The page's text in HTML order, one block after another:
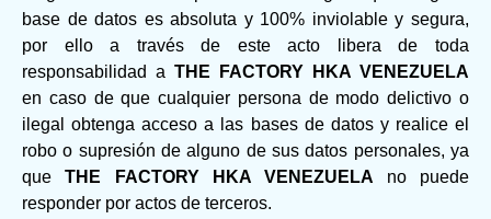
base de datos es absoluta y 100% inviolable y segura,
por ello a través de este acto libera de toda
responsabilidad a THE FACTORY HKA VENEZUELA
en caso de que cualquier persona de modo delictivo o
ilegal obtenga acceso a las bases de datos y realice el
robo o supresión de alguno de sus datos personales, ya
queTHE FACTORY HKA VENEZUELA no puede
responder por actos de terceros.